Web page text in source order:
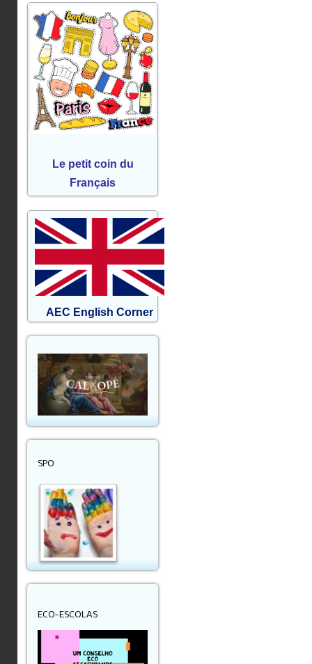
Le petit coin du
Français
AEC English Corner
SPO
ECO-ESCOLAS